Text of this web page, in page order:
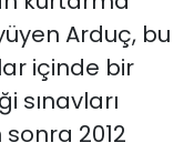
Arduç, bu
içinde bir
sınavları
2012